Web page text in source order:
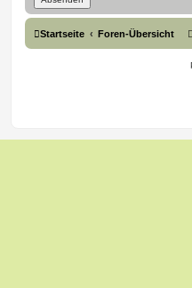
Startseite Foren-Übersicht